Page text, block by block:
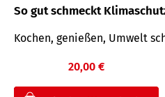
So gut schmeckt
Kochen, genießen, Umwelt
20,00 €